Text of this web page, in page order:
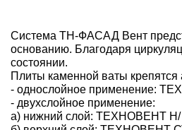
Система ТН-ФАСАД Вент
основанию. Благодаря
состоянии.
Плиты каменной ваты крепятся
- однослойное применение:
- двухслойное применение:
а) нижний слой: ТЕХНОВЕНТ Н/